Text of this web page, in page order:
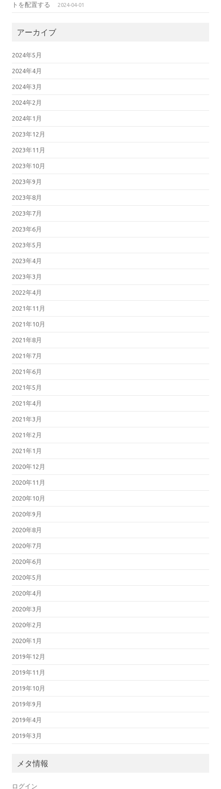
トを配置する
2024-04-01
アーカイブ
2024年5月
2024年4月
2024年3月
2024年2月
2024年1月
2023年12月
2023年11月
2023年10月
2023年9月
2023年8月
2023年7月
2023年6月
2023年5月
2023年4月
2023年3月
2022年4月
2021年11月
2021年10月
2021年8月
2021年7月
2021年6月
2021年5月
2021年4月
2021年3月
2021年2月
2021年1月
2020年12月
2020年11月
2020年10月
2020年9月
2020年8月
2020年7月
2020年6月
2020年5月
2020年4月
2020年3月
2020年2月
2020年1月
2019年12月
2019年11月
2019年10月
2019年9月
2019年4月
2019年3月
メタ情報
ログイン